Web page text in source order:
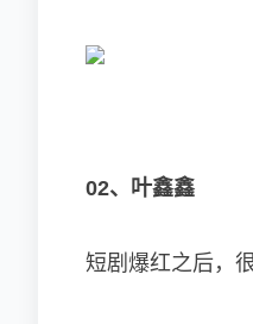
02、叶鑫鑫
短剧爆红之后，